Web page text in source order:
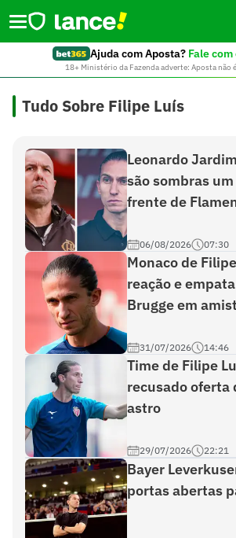
Ajuda com Aposta? Fale
18+ Ministério da Fazenda adverte: Aposta não
Tudo Sobre Filipe Luís
Leonardo
são sombras
frente de
06/08/2026 07:30
Monaco de
reação e
Brugge em
31/07/2026 14:46
Time de Filipe
recusado oferta
astro
29/07/2026 22:21
Bayer
portas abertas